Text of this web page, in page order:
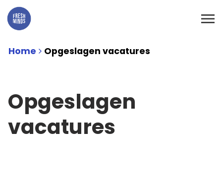
Home Opgeslagen vacatures
Opgeslagen
vacatures